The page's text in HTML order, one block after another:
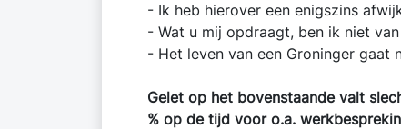
- Ik heb hierover een enigszins
- Wat u mij opdraagt, ben ik niet
- Het leven van een Groninger
Gelet op het bovenstaande valt
% op de tijd voor o.a.